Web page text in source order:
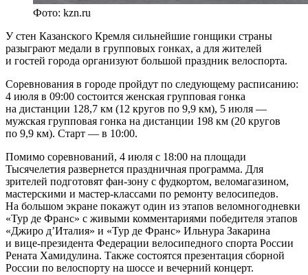
Фото: kzn.ru
У стен Казанского Кремля сильнейшие гонщики страны
разыграют медали в групповых гонках, а для жителей
и гостей города организуют большой праздник велоспорта.
Соревнования в городе пройдут по следующему расписанию:
4 июля в 09:00 состоится женская групповая гонка
на дистанции 128,7 км (12 кругов по 9,9 км), 5 июля —
мужская групповая гонка на дистанции 198 км (20 кругов
по 9,9 км). Старт — в 10:00.
Помимо соревнований, 4 июля с 18:00 на площади
Тысячелетия развернется праздничная программа. Для
зрителей подготовят фан-зону с фудкортом, веломагазином,
мастерскими и мастер-классами по ремонту велосипедов.
На большом экране покажут один из этапов веломногодневки
«Тур де Франс» с живыми комментариями победителя этапов
«Джиро д’Италия» и «Тур де Франс» Ильнура Закарина
и вице-президента Федерации велосипедного спорта России
Рената Хамидулина. Также состоятся презентация сборной
России по велоспорту на шоссе и вечерний концерт.